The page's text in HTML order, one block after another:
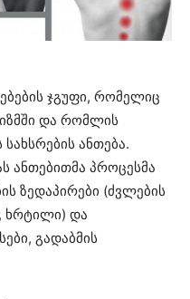
ჯგუფი, რომელიც
და რომლის
ანთება.
ანთებითმა პროცესმა
ზედაპირები (ძვლების
ხრტილი) და
გადაბმის